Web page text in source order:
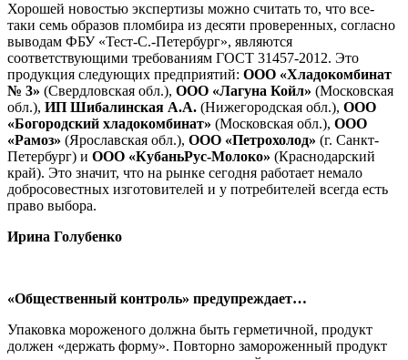
Хорошей новостью экспертизы можно считать то, что все-
таки семь образов пломбира из десяти проверенных, согласно
выводам ФБУ «Тест-С.-Петербург», являются
соответствующими требованиям ГОСТ 31457-2012. Это
продукция следующих предприятий: ООО «Хладокомбинат
№ 3» (Свердловская обл.), ООО «Лагуна Койл» (Московская
обл.), ИП Шибалинская А.А. (Нижегородская обл.), ООО
«Богородский хладокомбинат» (Московская обл.), ООО
«Рамоз» (Ярославская обл.), ООО «Петрохолод» (г. Санкт-
Петербург) и ООО «КубаньРус-Молоко» (Краснодарский
край). Это значит, что на рынке сегодня работает немало
добросовестных изготовителей и у потребителей всегда есть
право выбора.
Ирина Голубенко
«Общественный контроль» предупреждает…
Упаковка мороженого должна быть герметичной, продукт
должен «держать форму». Повторно замороженный продукт